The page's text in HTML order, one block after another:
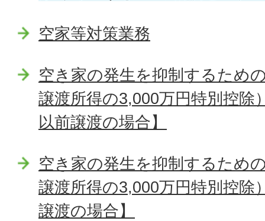
空家等対策業務
空き家の発生を抑制するため
譲渡所得の3,000万円特別控除
以前譲渡の場合】
空き家の発生を抑制するため
譲渡所得の3,000万円特別控除
譲渡の場合】